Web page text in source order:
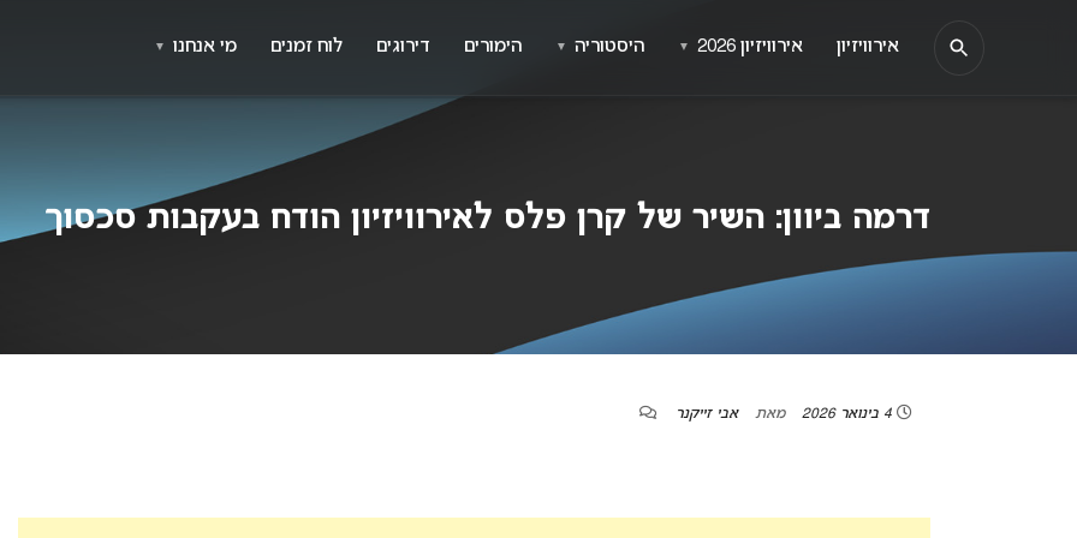
דרמה ביוון: השיר של קרן פלס לאירוויזיון הודח בעקבות סכסוך
מאת אבי זייקנר
אירוויזיון אירוויזיון 2026 ▼ היסטוריה ▼ הימורים דירוגים לוח זמנים מי אנחנו ▼